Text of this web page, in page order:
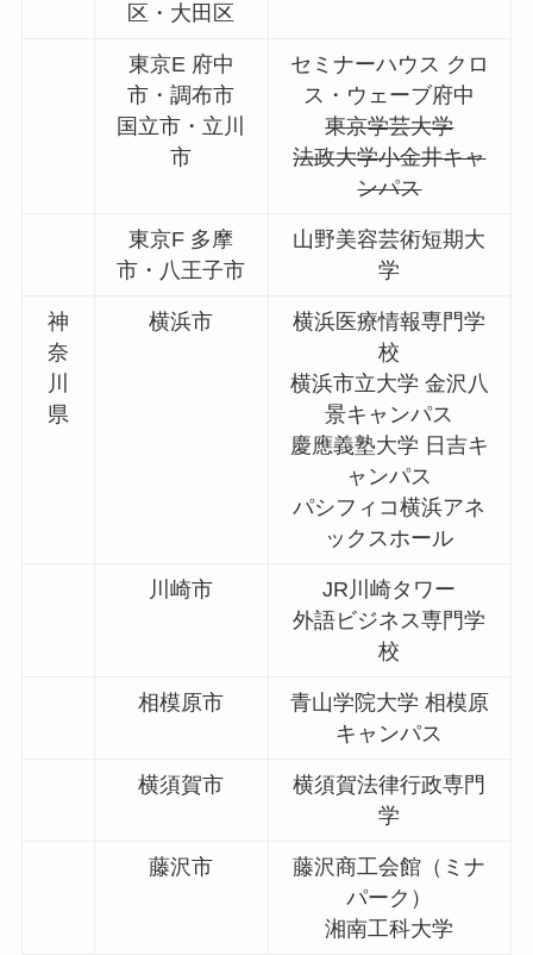
区・大田区
東京E 府中
市・調布市
国立市・立川
市
セミナーハウス クロ
ス・ウェーブ府中
東京学芸大学
法政大学小金井キャ
ンパス
東京F 多摩
市・八王子市
山野美容芸術短期大
学
神
奈
川
県
横浜市
横浜医療情報専門学
校
横浜市立大学 金沢八
景キャンパス
慶應義塾大学 日吉キ
ャンパス
パシフィコ横浜アネ
ックスホール
川崎市
JR川崎タワー
外語ビジネス専門学
校
相模原市
青山学院大学 相模原
キャンパス
横須賀市
横須賀法律行政専門
学
藤沢市
藤沢商工会館（ミナ
パーク）
湘南工科大学